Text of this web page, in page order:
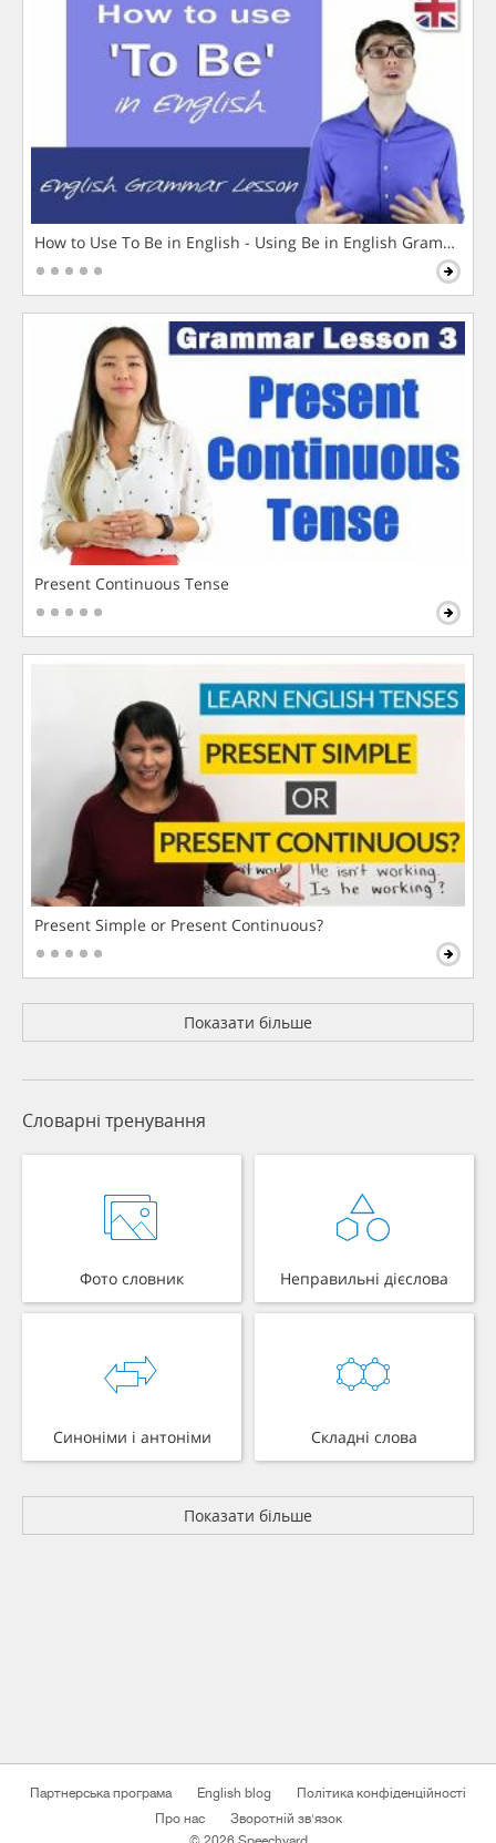
How to Use To Be in English - Using Be in English Grammar
Present Continuous Tense
Present Simple or Present Continuous?
Показати більше
Словарні тренування
Фото словник Неправильні дієслова
Синоніми і антоніми Складні слова
Показати більше
Партнерська програма English blog
Політика конфіденційності
Про нас
Зворотній зв'язок